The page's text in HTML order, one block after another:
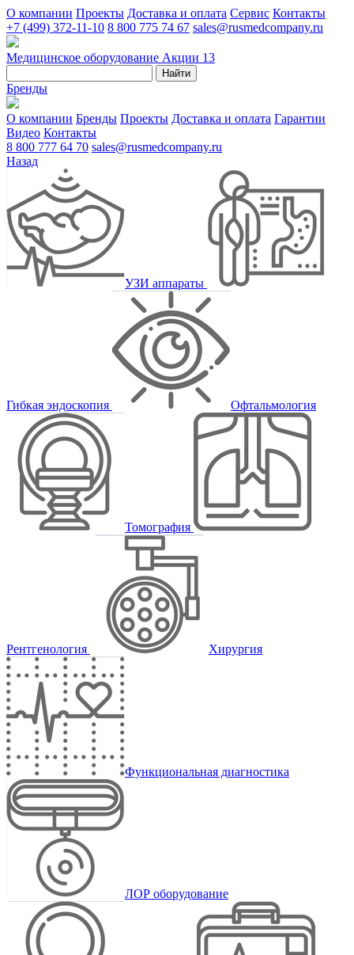
О компании Проекты Доставка и оплата Сервис Контакты
+7 (499) 372-11-10 8 800 775 74 67 sales@rusmedcompany.ru
Медицинское оборудование Акции 13
Найти
Бренды
О компании Бренды Проекты Доставка и оплата Гарантии
Видео Контакты
8 800 777 64 70 sales@rusmedcompany.ru
Назад
УЗИ аппараты
Гибкая эндоскопия Офтальмология
Томография
Рентгенология Хирургия
Функциональная диагностика
ЛОР оборудование